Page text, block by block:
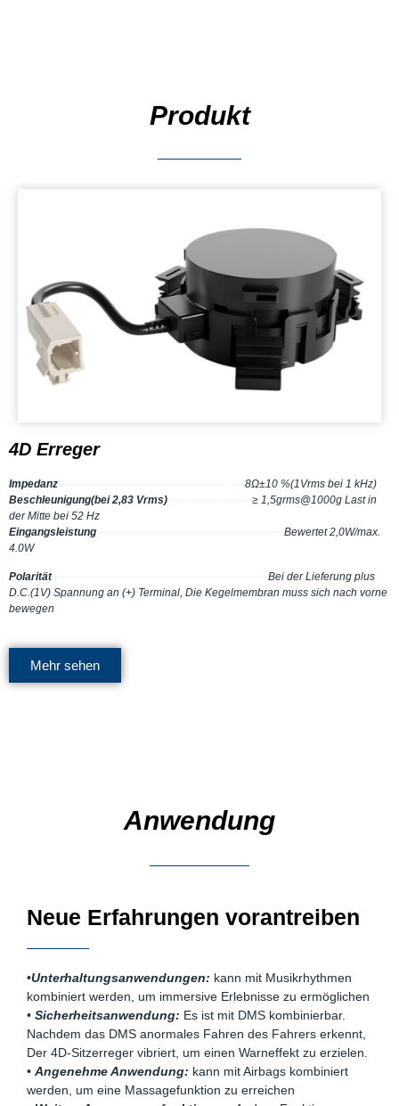
Produkt
4D Erreger
Impedanz
8Ω±10 %(1Vrms bei 1 kHz)
Beschleunigung(bei 2,83 Vrms)
≥ 1,5grms@1000g Last in
der Mitte bei 52 Hz
Eingangsleistung
Bewertet 2,0W/max.
4.0W
Polarität
Bei der Lieferung plus
D.C.(1V) Spannung an (+) Terminal, Die Kegelmembran muss sich nach vorne
bewegen
Mehr sehen
Anwendung
Neue Erfahrungen vorantreiben
•Unterhaltungsanwendungen: kann mit Musikrhythmen
kombiniert werden, um immersive Erlebnisse zu ermöglichen
• Sicherheitsanwendung: Es ist mit DMS kombinierbar.
Nachdem das DMS anormales Fahren des Fahrers erkennt,
Der 4D-Sitzerreger vibriert, um einen Warneffekt zu erzielen.
• Angenehme Anwendung: kann mit Airbags kombiniert
werden, um eine Massagefunktion zu erreichen